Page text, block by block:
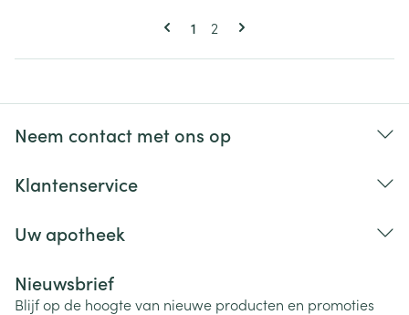
Pagina's
U lees momenteel pagina
1 Pagina
2
Neem contact met ons op
Klantenservice
Uw apotheek
Nieuwsbrief
Blijf op de hoogte van nieuwe producten en promoties